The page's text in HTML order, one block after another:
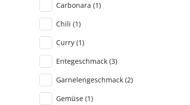
Carbonara (1)
Chili (1)
Curry (1)
Entegeschmack (3)
Garnelengeschmack (2)
Gemüse (1)